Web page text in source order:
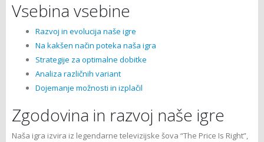
Vsebina vsebine
Razvoj in evolucija naše igre
Na kakšen način poteka naša igra
Strategije za optimalne dobitke
Analiza različnih variant
Dojemanje možnosti in izplačil
Zgodovina in razvoj naše igre
Naša igra izvira iz legendarne televizijske šova “The Price Is Right”,